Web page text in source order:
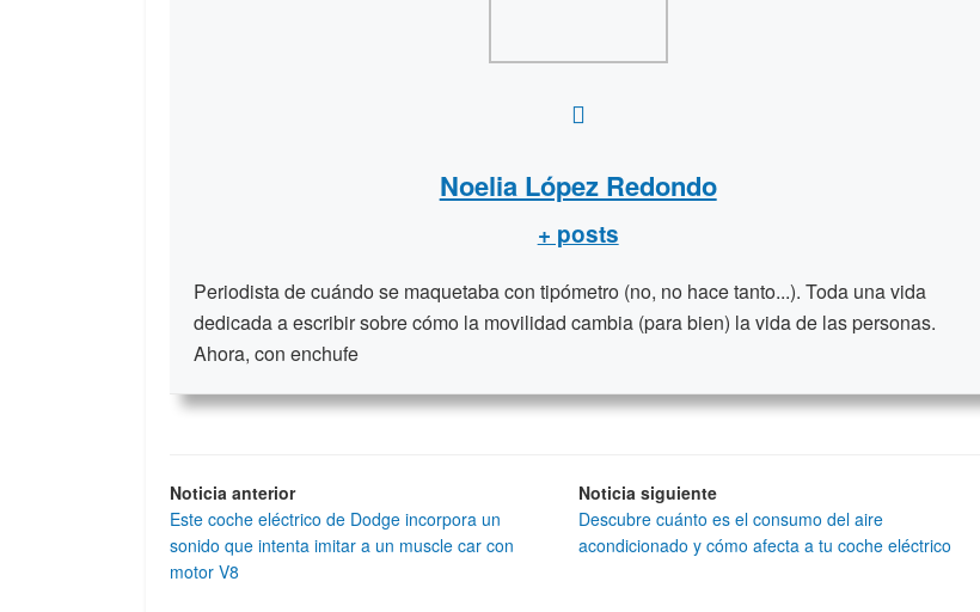
Noelia López Redondo
+ posts
Periodista de cuándo se maquetaba con tipómetro (no, no hace tanto...). Toda una vida
dedicada a escribir sobre cómo la movilidad cambia (para bien) la vida de las personas.
Ahora, con enchufe
Noticia anterior
Este coche eléctrico de Dodge incorpora un
sonido que intenta imitar a un muscle car con
motor V8
Noticia siguiente
Descubre cuánto es el consumo del aire
acondicionado y cómo afecta a tu coche eléctrico